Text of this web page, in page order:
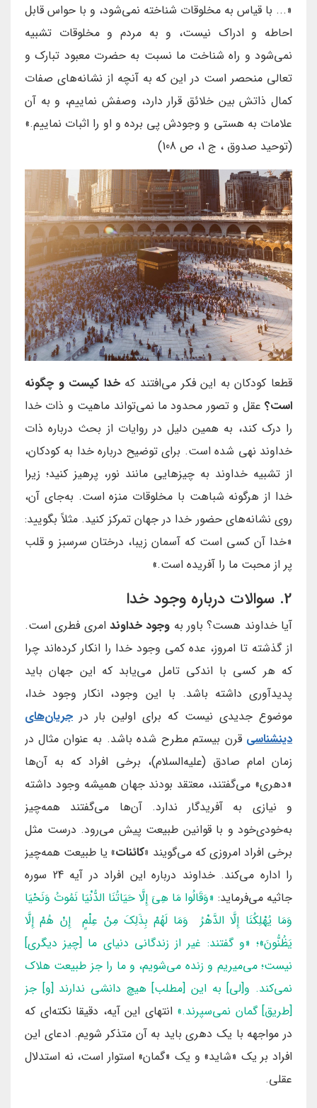
«... با قیاس به مخلوقات شناخته نمی‌شود، و با حواس قابل
احاطه و ادراک نیست، و به مردم و مخلوقات تشبیه
نمی‌شود و راه شناخت ما نسبت به حضرت معبود تبارک و
تعالی منحصر است در این که به آنچه از نشانه‌های صفات
کمال ذاتش بین خلائق قرار دارد، وصفش نماییم، و به آن
علامات به هستی و وجودش پی برده و او را اثبات نماییم.»
(توحید صدوق ، ج 1، ص 108)
قطعا کودکان به این فکر می‌افتند کهخدا کیست و چگونه
است؟ عقل و تصور محدود ما نمی‌تواند ماهیت و ذات خدا
را درک کند، به همین دلیل در روایات از بحث درباره ذات
خداوند نهی شده است. برای توضیح درباره خدا به کودکان،
از تشبیه خداوند به چیزهایی مانند نور، پرهیز کنید؛ زیرا
خدا از هرگونه شباهت با مخلوقات منزه است. به‌جای آن،
روی نشانه‌های حضور خدا در جهان تمرکز کنید. مثلاً بگویید:
«خدا آن کسی است که آسمان زیبا، درختان سرسبز و قلب
پر از محبت ما را آفریده است.»
2. سوالات درباره وجود خدا
آیا خداوند هست؟ باور به وجود خداوند امری فطری است.
از گذشته تا امروز، عده کمی وجود خدا را انکار کرده‌اند چرا
که هر کسی با اندکی تامل می‌یابد که این جهان باید
پدیدآوری داشته باشد. با این وجود، انکار وجود خدا،
موضوع جدیدی نیست که برای اولین بار در جریان‌های
دینشناسی قرن بیستم مطرح شده باشد. به عنوان مثال در
زمان امام صادق (علیه‌السلام)، برخی افراد که به آن‌ها
«دهری» می‌گفتند، معتقد بودند جهان همیشه وجود داشته
و نیازی به آفریدگار ندارد. آن‌ها می‌گفتند همه‌چیز
به‌خودی‌خود و با قوانین طبیعت پیش می‌رود. درست مثل
برخی افراد امروزی که می‌گویند «کائنات» یا طبیعت همه‌چیز
را اداره می‌کند. خداوند درباره این افراد در آیه 24 سوره
جاثیه می‌فرماید: «وَقَالُوا مَا هِيَ إِلَّا حَيَاتُنَا الدُّنْيَا نَمُوتُ وَنَحْيَا
وَمَا يُهْلِكُنَا إِلَّا الدَّهْرُ وَمَا لَهُمْ بِذَلِكَ مِنْ عِلْمٍ إِنْ هُمْ إِلَّا
يَظُنُّونَ»؛ «و گفتند: غير از زندگانى دنياى ما [چيز ديگرى‌]
نيست؛ مى‌ميريم و زنده مى‌شويم، و ما را جز طبيعت هلاك
نمى‌كند. و[لى‌] به اين [مطلب‌] هيچ دانشى ندارند [و] جز
[طريق‌] گمان نمى‌سپرند.» انتهای این آیه‌، دقیقا نکته‌ای که
در مواجهه با یک دهری باید به آن متذکر شویم. ادعای این
افراد بر یک «شاید» و یک «گمان» استوار است، نه استدلال
عقلی.